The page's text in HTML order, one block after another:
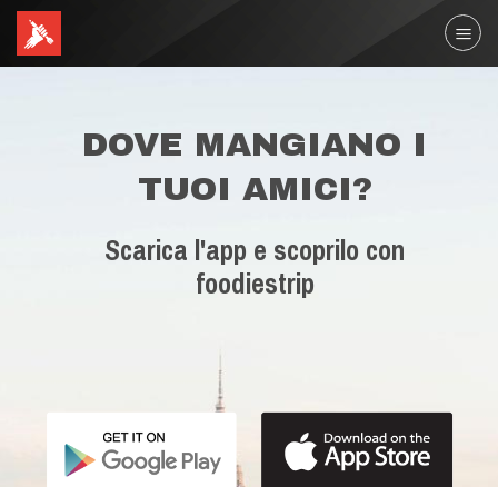
DOVE MANGIANO I
TUOI AMICI?
Scarica l'app e scoprilo con
foodiestrip